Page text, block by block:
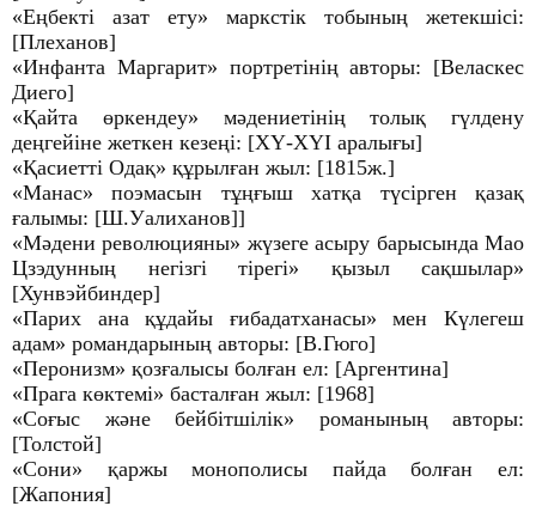
«Еңбекті азат ету» маркстік тобының жетекшісі:
[Плеханов]
«Инфанта Маргарит» портретінің авторы: [Веласкес
Диего]
«Қайта өркендеу» мәдениетінің толық гүлдену
деңгейіне жеткен кезеңі: [ХҮ-ХҮІ аралығы]
«Қасиетті Одақ» құрылған жыл: [1815ж.]
«Манас» поэмасын тұңғыш хатқа түсірген қазақ
ғалымы: [Ш.Уалиханов]]
«Мәдени революцияны» жүзеге асыру барысында Мао
Цзэдунның негізгі тірегі» қызыл сақшылар»
[Хунвэйбиндер]
«Парих ана құдайы ғибадатханасы» мен Күлегеш
адам» романдарының авторы: [В.Гюго]
«Перонизм» қозғалысы болған ел: [Аргентина]
«Прага көктемі» басталған жыл: [1968]
«Соғыс және бейбітшілік» романының авторы:
[Толстой]
«Сони» қаржы монополисы пайда болған ел:
[Жапония]